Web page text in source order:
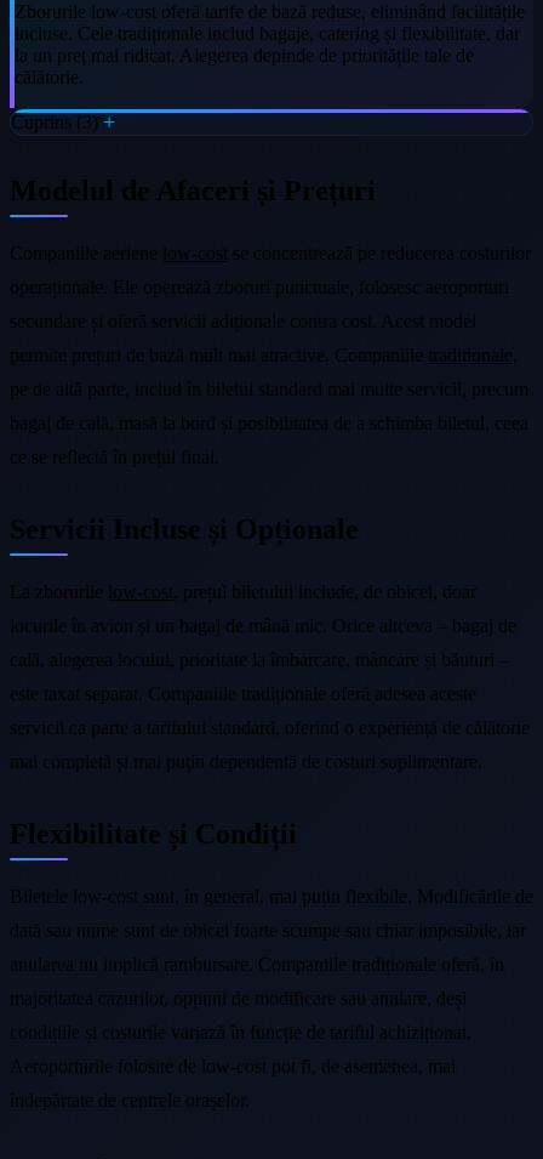
Zborurile low-cost oferă tarife de bază reduse, eliminând facilitățile
incluse. Cele tradiționale includ bagaje, catering și flexibilitate, dar
la un preț mai ridicat. Alegerea depinde de prioritățile tale de
călătorie.
Cuprins (3)
Modelul de Afaceri și Prețuri
Companiile aeriene low-cost se concentrează pe reducerea costurilor
operaționale. Ele operează zboruri punctuale, folosesc aeroporturi
secundare și oferă servicii adiționale contra cost. Acest model
permite prețuri de bază mult mai atractive. Companiile tradiționale,
pe de altă parte, includ în biletul standard mai multe servicii, precum
bagaj de cală, masă la bord și posibilitatea de a schimba biletul, ceea
ce se reflectă în prețul final.
Servicii Incluse și Opționale
La zborurile low-cost, prețul biletului include, de obicei, doar
locurile în avion și un bagaj de mână mic. Orice altceva – bagaj de
cală, alegerea locului, prioritate la îmbarcare, mâncare și băuturi –
este taxat separat. Companiile tradiționale oferă adesea aceste
servicii ca parte a tarifului standard, oferind o experiență de călătorie
mai completă și mai puțin dependentă de costuri suplimentare.
Flexibilitate și Condiții
Biletele low-cost sunt, în general, mai puțin flexibile. Modificările de
dată sau nume sunt de obicei foarte scumpe sau chiar imposibile, iar
anularea nu implică rambursare. Companiile tradiționale oferă, în
majoritatea cazurilor, opțiuni de modificare sau anulare, deși
condițiile și costurile variază în funcție de tariful achiziționat.
Aeroporturile folosite de low-cost pot fi, de asemenea, mai
îndepărtate de centrele orașelor.